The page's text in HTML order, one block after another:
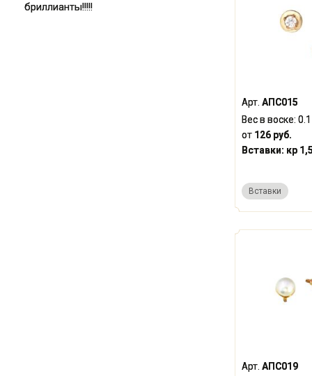
Арт. АПС015
Вес в воске: 0.1
от 126 руб.
Вставки: кр
Вставки
Арт. АПС019
бриллианты!!!!!